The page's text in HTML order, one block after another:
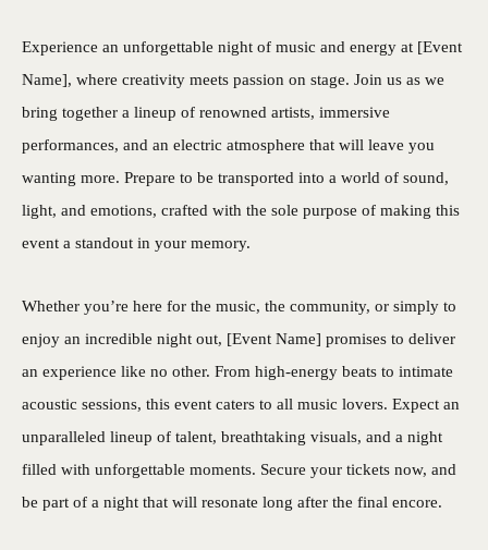
Experience an unforgettable night of music and energy at [Event
Name], where creativity meets passion on stage. Join us as we
bring together a lineup of renowned artists, immersive
performances, and an electric atmosphere that will leave you
wanting more. Prepare to be transported into a world of sound,
light, and emotions, crafted with the sole purpose of making this
event a standout in your memory.
Whether you’re here for the music, the community, or simply to
enjoy an incredible night out, [Event Name] promises to deliver
an experience like no other. From high-energy beats to intimate
acoustic sessions, this event caters to all music lovers. Expect an
unparalleled lineup of talent, breathtaking visuals, and a night
filled with unforgettable moments. Secure your tickets now, and
be part of a night that will resonate long after the final encore.